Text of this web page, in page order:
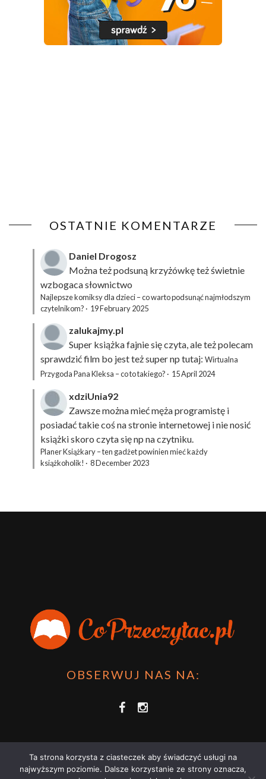
OSTATNIE KOMENTARZE
Daniel Drogosz
Można też podsuną krzyżówkęteż świetnie
wzbogaca słownictwo
Najlepsze komiksy dla dzieci – co warto podsunąć najmłodszym
czytelnikom? · 19 February 2025
zalukajmy.pl
Super książka fajnie się czyta, ale też polecam
sprawdzić film bo jest też super np tutaj: Wirtualna
Przygoda Pana Kleksa – co to takiego? · 15 April 2024
xdziUnia92
Zawsze można mieć męża programistę i
posiadać takie coś na stronie internetowej i nie nosić
książki skoro czyta się np na czytniku.
Planer Książkary – ten gadżet powinien mieć każdy
książkoholik! · 8 December 2023
OBSERWUJ NAS NA:
Ta strona korzysta z ciasteczek aby świadczyć usługi na
najwyższym poziomie. Dalsze korzystanie ze strony oznacza,